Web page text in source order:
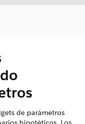
de parámetros